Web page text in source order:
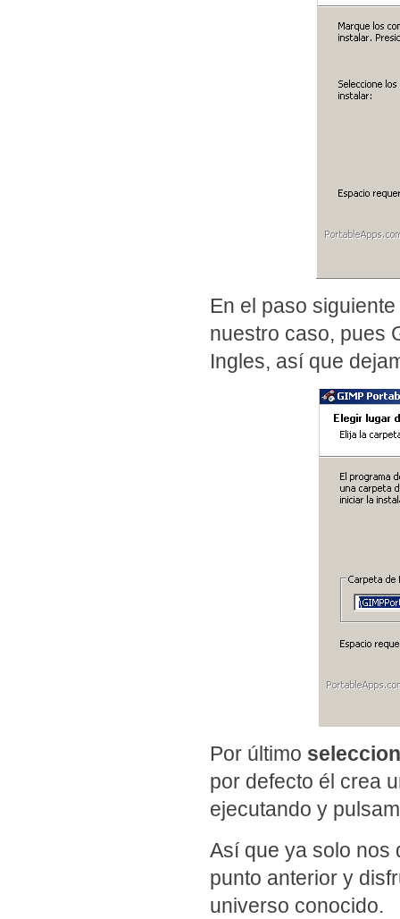
En el paso
nuestro caso, pues
Ingles, así que
Por último
por defecto él crea
ejecutando y
Así que ya solo nos
punto anterior y
universo conocido.